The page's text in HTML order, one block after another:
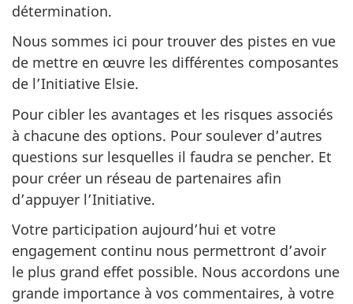
détermination.
Nous sommes ici pour trouver des pistes en vue
de mettre en œuvre les différentes composantes
de l’Initiative Elsie.
Pour cibler les avantages et les risques associés
à chacune des options. Pour soulever d’autres
questions sur lesquelles il faudra se pencher. Et
pour créer un réseau de partenaires afin
d’appuyer l’Initiative.
Votre participation aujourd’hui et votre
engagement continu nous permettront d’avoir
le plus grand effet possible. Nous accordons une
grande importance à vos commentaires, à votre